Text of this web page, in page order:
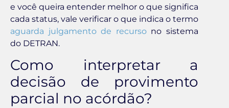
e você queira entender melhor o que significa
cada status, vale verificar o que indica o termo
aguarda julgamento de recursono sistema
do DETRAN.
Como interpretar a
decisão de provimento
parcial no acórdão?